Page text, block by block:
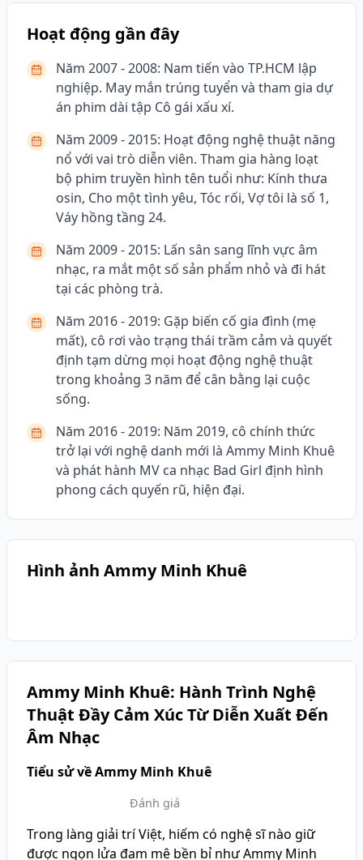
Hoạt động gần đây
Năm 2007 - 2008: Nam tiến vào TP.HCM lập
nghiệp. May mắn trúng tuyển và tham gia dự
án phim dài tập Cô gái xấu xí.
Năm 2009 - 2015: Hoạt động nghệ thuật năng
nổ với vai trò diễn viên. Tham gia hàng loạt
bộ phim truyền hình tên tuổi như: Kính thưa
osin, Cho một tình yêu, Tóc rối, Vợ tôi là số 1,
Váy hồng tầng 24.
Năm 2009 - 2015: Lấn sân sang lĩnh vực âm
nhạc, ra mắt một số sản phẩm nhỏ và đi hát
tại các phòng trà.
Năm 2016 - 2019: Gặp biến cố gia đình (mẹ
mất), cô rơi vào trạng thái trầm cảm và quyết
định tạm dừng mọi hoạt động nghệ thuật
trong khoảng 3 năm để cân bằng lại cuộc
sống.
Năm 2016 - 2019: Năm 2019, cô chính thức
trở lại với nghệ danh mới là Ammy Minh Khuê
và phát hành MV ca nhạc Bad Girl định hình
phong cách quyến rũ, hiện đại.
Hình ảnh Ammy Minh Khuê
Ammy Minh Khuê: Hành Trình Nghệ
Thuật Đầy Cảm Xúc Từ Diễn Xuất Đến
Âm Nhạc
Tiểu sử về Ammy Minh Khuê
Đánh giá
Trong làng giải trí Việt, hiếm có nghệ sĩ nào giữ
được ngọn lửa đam mê bền bỉ như Ammy Minh